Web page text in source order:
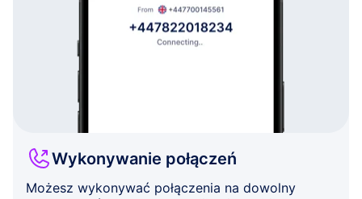
Wykonywanie połączeń
Możesz wykonywać połączenia na dowolny